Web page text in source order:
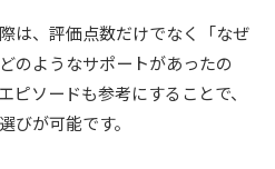
は、評価点数だけでなく「なぜ
のようなサポートがあったの
ピソードも参考にすることで、
びが可能です。